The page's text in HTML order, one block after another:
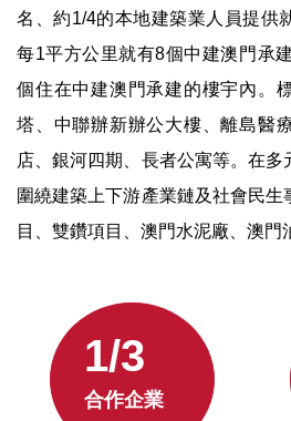
名、約1/4的本地建築業人員提供
每1平方公里就有8個中建澳門承
個住在中建澳門承建的樓宇內。
塔、中聯辦新辦公大樓、離島醫
店、銀河四期、長者公寓等。在多
圍繞建築上下游產業鏈及社會民
目、雙鑽項目、澳門水泥廠、澳門
1/3
合作企業